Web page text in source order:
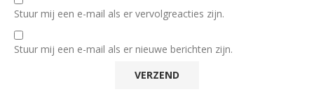
Stuur mij een e-mail als er vervolgreacties zijn.
Stuur mij een e-mail als er nieuwe berichten zijn.